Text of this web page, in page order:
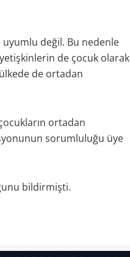
değil. Bu nedenle
de çocuk olarak
de ortadan
ortadan
sorumluluğu üye
bildirmişti.